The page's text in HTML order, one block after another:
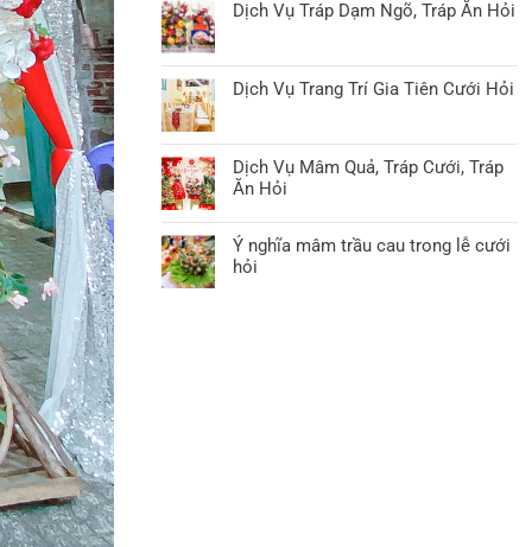
Dịch Vụ Tráp Dạm Ngõ, Tráp Ăn Hỏi
Dịch Vụ Trang Trí Gia Tiên Cưới Hỏi
Dịch Vụ Mâm Quả, Tráp Cưới, Tráp
Ăn Hỏi
Ý nghĩa mâm trầu cau trong lễ cưới
hỏi